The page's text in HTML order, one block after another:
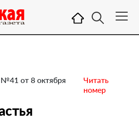
№41 от 8 октября
Читать
номер